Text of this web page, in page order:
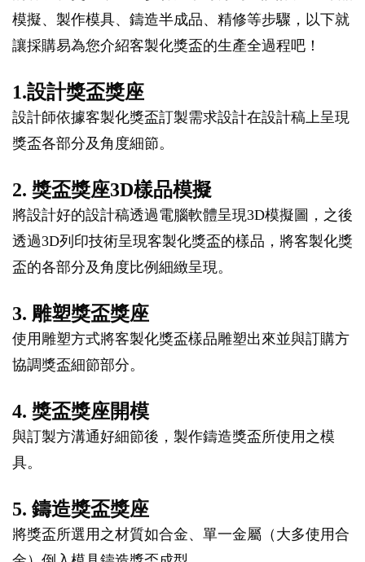
模擬、製作模具、鑄造半成品、精修等步驟，以下就
讓採購易為您介紹客製化獎盃的生產全過程吧！
1.設計獎盃獎座
設計師依據客製化獎盃訂製需求設計在設計稿上呈現
獎盃各部分及角度細節。
2. 獎盃獎座3D樣品模擬
將設計好的設計稿透過電腦軟體呈現3D模擬圖，之後
透過3D列印技術呈現客製化獎盃的樣品，將客製化獎
盃的各部分及角度比例細緻呈現。
3. 雕塑獎盃獎座
使用雕塑方式將客製化獎盃樣品雕塑出來並與訂購方
協調獎盃細節部分。
4. 獎盃獎座開模
與訂製方溝通好細節後，製作鑄造獎盃所使用之模
具。
5. 鑄造獎盃獎座
將獎盃所選用之材質如合金、單一金屬（大多使用合